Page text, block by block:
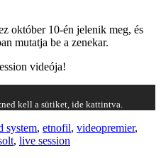
október 10-én jelenik meg, és
mutatja be a zenekar.
videója!
kell a sütiket, ide kattintva.
system, etnofil, videopremier,
, live session